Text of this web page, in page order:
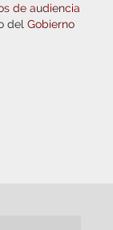
de audiencia
del Gobierno